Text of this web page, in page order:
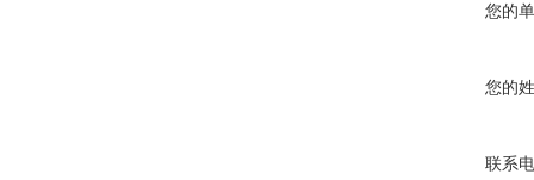
您的
您的
联系